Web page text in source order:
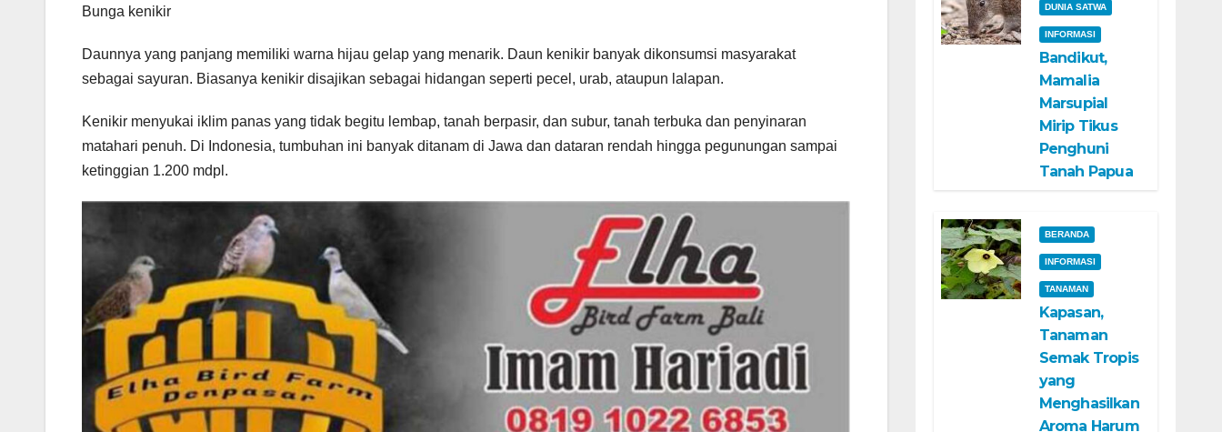
Bunga kenikir
Daunnya yang panjang memiliki warna hijau gelap yang menarik. Daun kenikir banyak dikonsumsi masyarakat
sebagai sayuran. Biasanya kenikir disajikan sebagai hidangan seperti pecel, urab, ataupun lalapan.
Kenikir menyukai iklim panas yang tidak begitu lembap, tanah berpasir, dan subur, tanah terbuka dan penyinaran
matahari penuh. Di Indonesia, tumbuhan ini banyak ditanam di Jawa dan dataran rendah hingga pegunungan sampai
ketinggian 1.200 mdpl.
DUNIA SATWA
INFORMASI
Bandikut,
Mamalia
Marsupial
Mirip Tikus
Penghuni
Tanah Papua
BERANDA
INFORMASI
TANAMAN
Kapasan,
Tanaman
Semak Tropis
yang
Menghasilkan
Aroma Harum